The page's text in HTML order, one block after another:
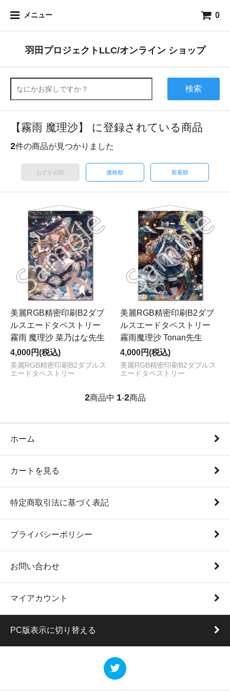
メニュー 0
羽田プロジェクトLLC/オンライン ショップ
検索
【霧雨 魔理沙】 に登録されている商品
2件の商品が見つかりました
おすすめ順 価格順 新着順
美麗RGB精密印刷B2ダブ
ルスエードタペストリー
霧雨 魔理沙 菜乃はな先生
4,000円(税込)
美麗RGB精密印刷B2ダブルス
エードタペストリー
美麗RGB精密印刷B2ダブ
ルスエードタペストリー
霧雨魔理沙 Tonan先生
4,000円(税込)
美麗RGB精密印刷B2ダブルス
エードタペストリー
2商品中 1-2商品
ホーム
カートを見る
特定商取引法に基づく表記
プライバシーポリシー
お問い合わせ
マイアカウント
PC版表示に切り替える